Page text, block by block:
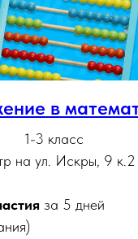
в
1-3 класс
на ул. Искры, 9 к.2
за 5 дней